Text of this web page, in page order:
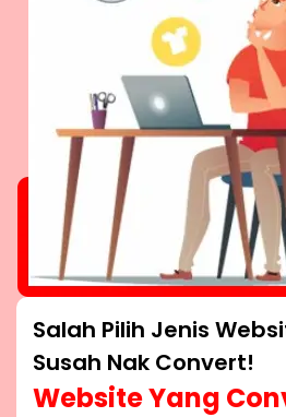
Salah Pilih Jenis
Susah Nak Convert!
Website Yang